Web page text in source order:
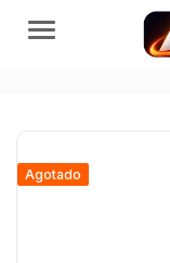
Menú
Agotado